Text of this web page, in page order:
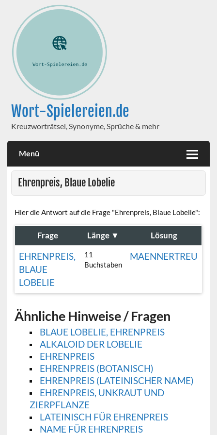
Wort-Spielereien.de
Kreuzworträtsel, Synonyme, Sprüche & mehr
Menü
Ehrenpreis, Blaue Lobelie
Hier die Antwort auf die Frage "Ehrenpreis, Blaue Lobelie":
Frage Länge ▼ Lösung
EHRENPREIS,
BLAUE
LOBELIE
11
Buchstaben
MAENNERTREU
Ähnliche Hinweise / Fragen
BLAUE LOBELIE, EHRENPREIS
ALKALOID DER LOBELIE
EHRENPREIS
EHRENPREIS (BOTANISCH)
EHRENPREIS (LATEINISCHER NAME)
EHRENPREIS, UNKRAUT UND
ZIERPFLANZE
LATEINISCH FÜR EHRENPREIS
NAME FÜR EHRENPREIS